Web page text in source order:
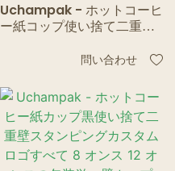
Uchampak - ホットコーヒ
ー紙コップ使い捨て二重壁
ス 12 オンススタイル時間包
問い合わせ